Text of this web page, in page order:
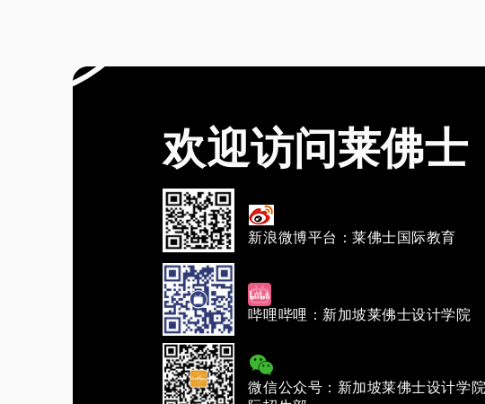
欢迎访问莱佛士
新浪微博平台：莱佛士国际教育
哔哩哔哩：新加坡莱佛士设计学院
微信公众号：新加坡莱佛士设计学